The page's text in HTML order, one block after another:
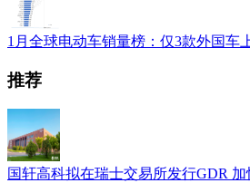
1月全球电动车销量榜：仅3款外国车
推荐
国轩高科拟在瑞士交易所发行GDR